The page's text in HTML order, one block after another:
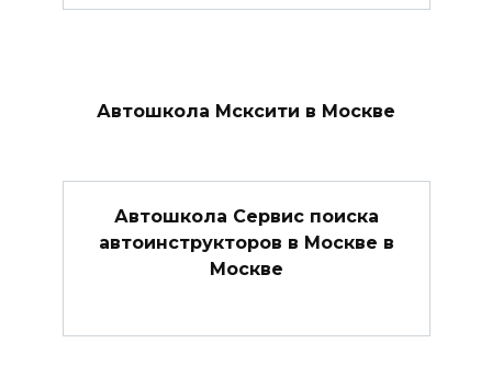
Автошкола Мсксити в Москве
Автошкола Сервис поиска
автоинструкторов в Москве в
Москве